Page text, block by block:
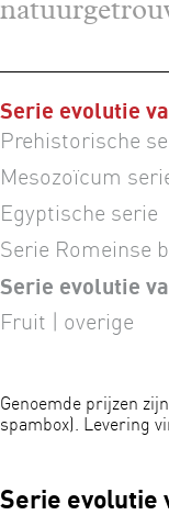
Serie evolutie
Prehistorische
Mesozoïcum
Egyptische serie
Serie Romeinse
Serie evolutie
Fruit | overige
Genoemde prijzen
spambox). Levering
Serie evolutie